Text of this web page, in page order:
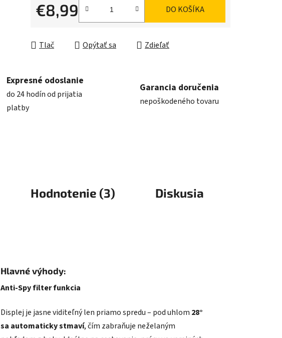
€8,99
Jednotková cena:
DO KOŠÍKA
Tlač Opýtať sa Zdieľať
Expresné odoslanie
do 24 hodín od prijatia
platby
Garancia doručenia
nepoškodeného tovaru
Hodnotenie (3) Diskusia
Hlavné výhody:
Anti-Spy filter funkcia
Displej je jasne viditeľný len priamo spredu – pod uhlom 28°
sa automaticky stmaví, čím zabraňuje neželaným